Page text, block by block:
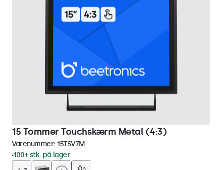
15 Tommer Touchskærm Metal (4:3)
Varenummer: 15TSV7M
100+ stk. på lager